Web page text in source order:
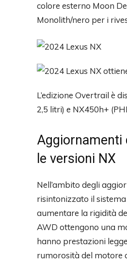
colore esterno Moon
Monolith/nero per i
L’edizione Overtrail è
2,5 litri) e NX450h+
Aggiornamenti
le versioni NX
Nell’ambito degli
risintonizzato il
aumentare la rigidità
AWD ottengono una
hanno prestazioni
rumorosità del motore